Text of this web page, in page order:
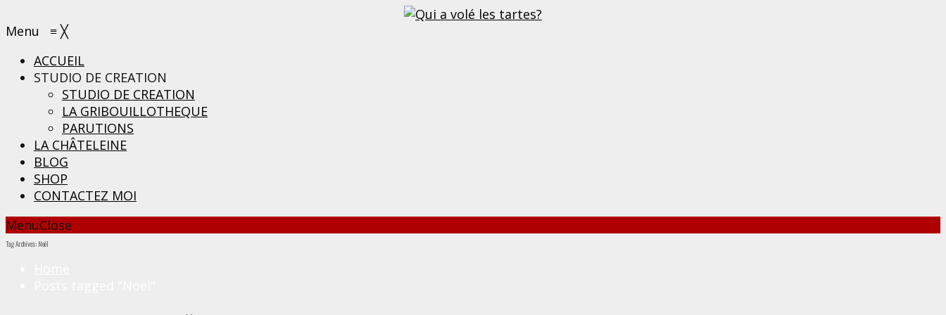
Menu ≡ ╳
ACCUEIL
STUDIO DE CREATION
STUDIO DE CREATION
LA GRIBOUILLOTHEQUE
PARUTIONS
LA CHÂTELEINE
BLOG
SHOP
CONTACTEZ MOI
MenuClose
Tag Archives: Noël